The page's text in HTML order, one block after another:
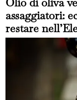
assaggiatori:
restare